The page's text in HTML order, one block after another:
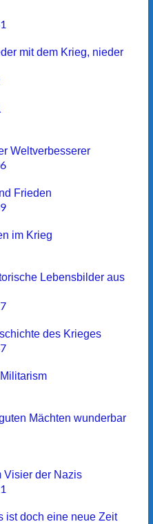
mit dem Krieg, nieder
Weltverbesserer
Frieden
im Krieg
Lebensbilder aus
des Krieges
Mächten wunderbar
Visier der Nazis
ist doch eine neue Zeit